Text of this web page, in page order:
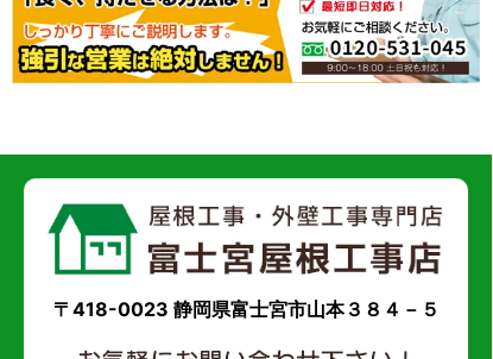
〒418-0023 静岡県富士宮市山本３８４－５